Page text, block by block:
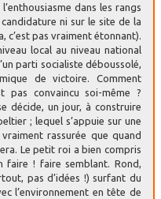
dans les rangs
ni sur le site de la
c’est pas vraiment étonnant).
local au niveau national
parti socialiste déboussolé,
de victoire. Comment
pas convaincu soi-même ?
décide, un jour, à construire
; lequel s’appuie sur une
rassurée que quand
Le petit roi a bien compris
! faire semblant. Rond,
pas d’idées !) surfant du
l’environnement en tête de